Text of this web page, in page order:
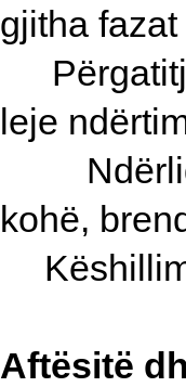
gjitha
leje
kohë,
Aftësitë